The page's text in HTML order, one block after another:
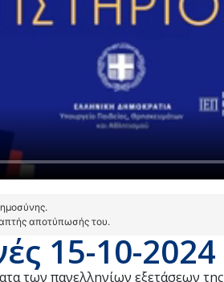
αποτύπωσής του.
15-10-2024
των πανελληνίων εξετάσεων